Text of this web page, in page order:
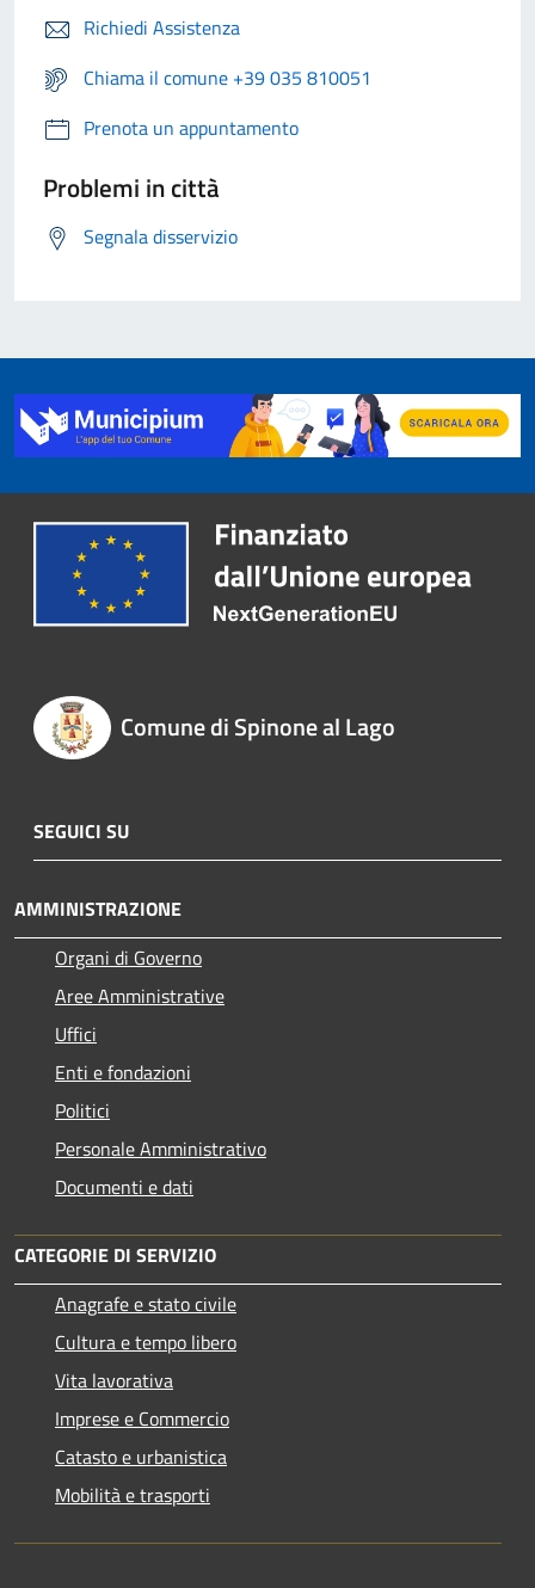
Richiedi Assistenza
Chiama il comune +39 035 810051
Prenota un appuntamento
Problemi in città
Segnala disservizio
Comune di Spinone al Lago
SEGUICI SU
AMMINISTRAZIONE
Organi di Governo
Aree Amministrative
Uffici
Enti e fondazioni
Politici
Personale Amministrativo
Documenti e dati
CATEGORIE DI SERVIZIO
Anagrafe e stato civile
Cultura e tempo libero
Vita lavorativa
Imprese e Commercio
Catasto e urbanistica
Mobilità e trasporti